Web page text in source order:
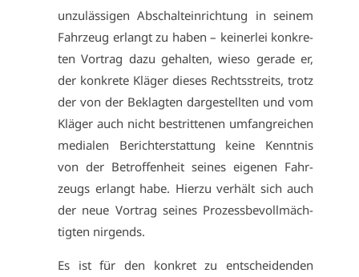
un­zu­läs­si­gen Ab­schalt­ein­rich­tung in sei­nem
Fahr­zeug er­langt zu ha­ben – kei­ner­lei kon­kre­
ten Vor­trag da­zu ge­hal­ten, wie­so ge­ra­de er,
der kon­kre­te Klä­ger die­ses Rechts­streits, trotz
der von der Be­klag­ten dar­ge­stell­ten und vom
Klä­ger auch nicht be­strit­te­nen um­fang­rei­chen
me­dia­len Be­richt­er­stat­tung kei­ne Kennt­nis
von der Be­trof­fen­heit sei­nes ei­ge­nen Fahr­
zeugs er­langt ha­be. Hier­zu ver­hält sich auch
der neue Vor­trag sei­nes Pro­zess­be­voll­mäch­
tig­ten nir­gends.
Es ist für den kon­kret zu ent­schei­den­den